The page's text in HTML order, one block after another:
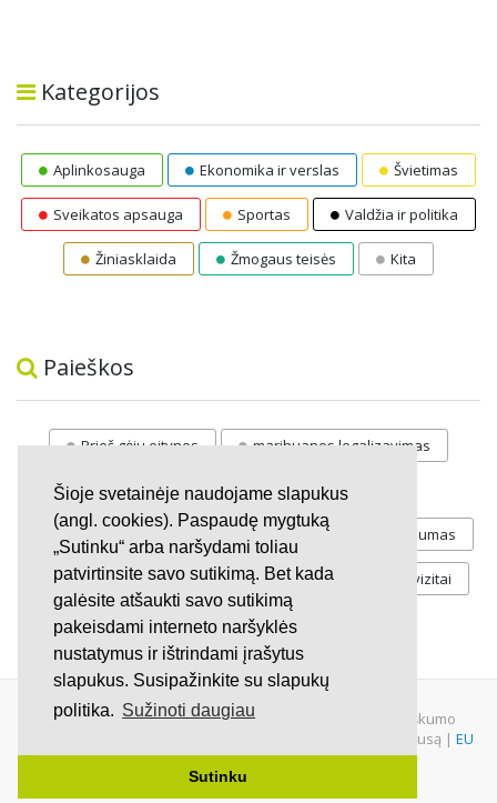
Šioje svetainėje naudojame slapukus
(angl. cookies). Paspaudę mygtuką
„Sutinku“ arba naršydami toliau
patvirtinsite savo sutikimą. Bet kada
galėsite atšaukti savo sutikimą
pakeisdami interneto naršyklės
nustatymus ir ištrindami įrašytus
slapukus. Susipažinkite su slapukų
politika. Sužinoti daugiau
Sutinku
Kategorijos
Aplinkosauga Ekonomika ir verslas Švietimas
Sveikatos apsauga Sportas Valdžia ir politika
Žiniasklaida Žmogaus teisės Kita
Paieškos
Prieš gėju eitynes marihuanos legalizavimas
STOP vaiku atemimas
Pilnos moksleivių vasaros atostogos referendumas
Keliu jaunystės Valandos Rekvizitai
Investicijos
© 2007 - 2026 Ne pelno siekianti organizacija VŠĮ "Pilietiškumo
platformos" į.k. 305719586. Įstaiga turi paramos gavėjo statusą | EU
Petitions|U.S. Petitions
Svetainėje nauduojama